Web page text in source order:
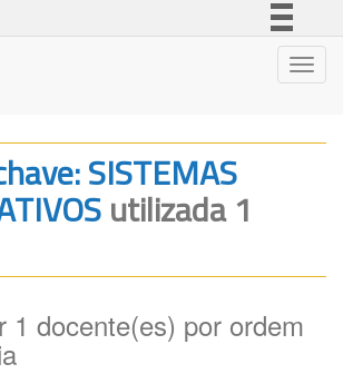
Legislação
Canais
SISTEMAS
utilizada 1
1 docente(es) por ordem